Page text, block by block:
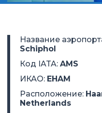
Название
Schiphol
Код IATA: AMS
ИКАО: EHAM
Расположение:
Netherlands